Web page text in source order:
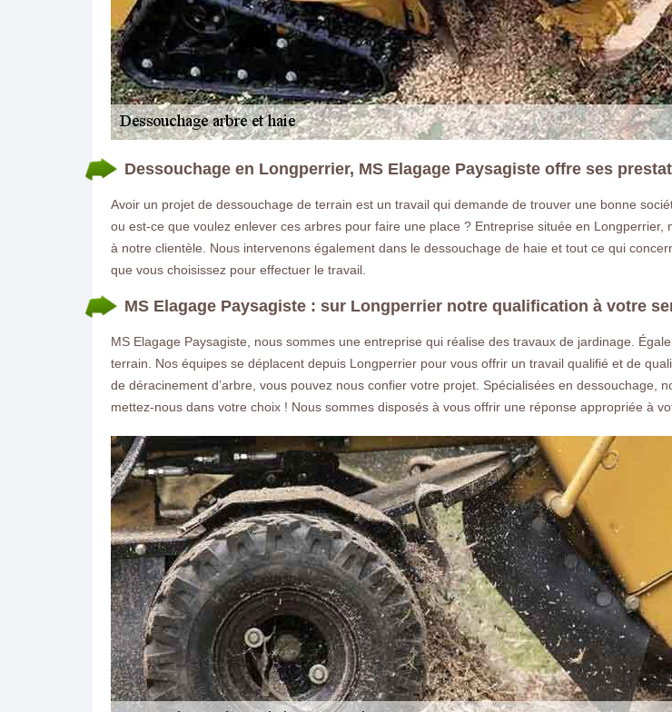
Dessouchage en Longperrier, MS Elagage Paysagiste offre ses
Avoir un projet de dessouchage de terrain est un travail qui demande de trouver une bonne
ou est-ce que voulez enlever ces arbres pour faire une place ? Entreprise située en
à notre clientèle. Nous intervenons également dans le dessouchage de haie et tout ce qui
que vous choisissez pour effectuer le travail.
MS Elagage Paysagiste : sur Longperrier notre qualification à votre
MS Elagage Paysagiste, nous sommes une entreprise qui réalise des travaux de jardinage.
terrain. Nos équipes se déplacent depuis Longperrier pour vous offrir un travail qualifié et de
de déracinement d’arbre, vous pouvez nous confier votre projet. Spécialisées en dessouchage,
mettez-nous dans votre choix ! Nous sommes disposés à vous offrir une réponse appropriée à